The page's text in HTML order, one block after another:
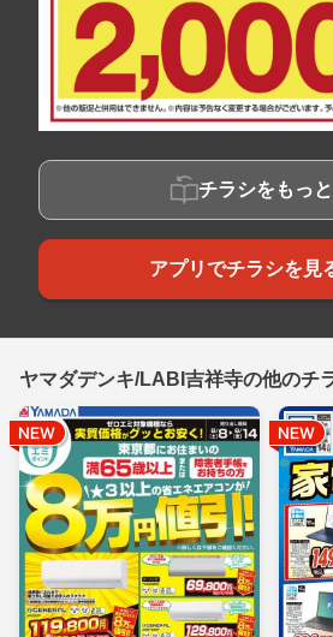
チラシをもっ
アプリでチラシを見
ヤマダデンキ/LABI吉祥寺の他のチ